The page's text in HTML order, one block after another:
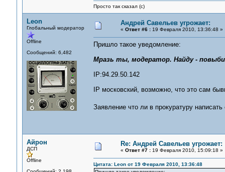
Просто так сказал (с)
Leon
Глобальный модератор
Offline
Сообщений: 6,482
Андрей Савельев угрожает:
« Ответ #6 :19 Февраля 2010, 13:36:48 »
Пришло такое уведомление:
Мразь ты, модератор. Найду -
IP:94.29.50.142
IP московский, возможно, что это сам
Заявление что ли в прокуратуру
Айрон
ДСП
Offline
Re: Андрей Савельев угрожает:
« Ответ #7 :19 Февраля 2010, 15:09:18 »
Цитата: Leon от 19 Февраля 2010, 13:36:48